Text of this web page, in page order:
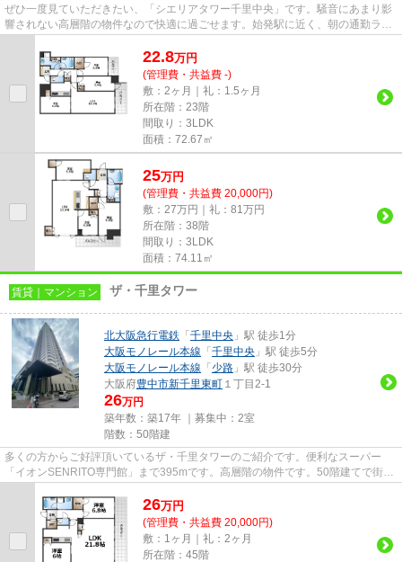
ぜひ一度見ていただきたい、「シエリアタワー千里中央」です。騒音にあまり影
響されない高層階の物件なので快適に過ごせます。始発駅に近く、朝の通勤ラッ
22.8万円
(管理費・共益費 -)
敷：2ヶ月｜礼：1.5ヶ月
所在階：23階
間取り：3LDK
面積：72.67㎡
25万円
(管理費・共益費 20,000円)
敷：27万円｜礼：81万円
所在階：38階
間取り：3LDK
面積：74.11㎡
賃貸｜マンション ザ・千里タワー
北大阪急行電鉄 「 千里中央 」駅 徒歩1分
大阪モノレール本線 「 千里中央 」駅 徒歩5分
大阪モノレール本線 「 少路 」駅 徒歩30分
大阪府豊中市新千里東町 １丁目2-1
26万円
築年数：築17年 ｜募集中： 2室
階数：50階建
多くの方からご好評頂いているザ・千里タワーのご紹介です。便利なスーパー
「イオンSENRITO専門館」まで395mです。高層階の物件です。50階建てで街並
26万円
(管理費・共益費 20,000円)
敷：1ヶ月｜礼：2ヶ月
所在階：45階